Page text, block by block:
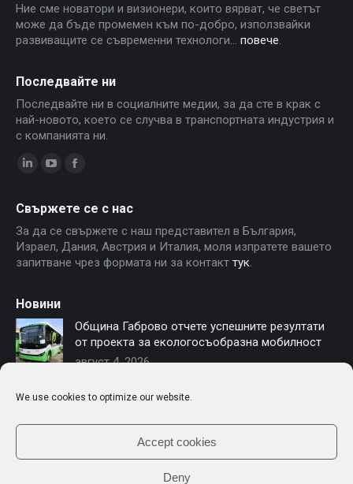
We use cookies to optimize our website.
Accept cookies
Deny
Ние сме новатори и визионери, които вярват, че светът
може да бъде промемен към по-добро, използвайки
развиващите се съвременни технологи... повече.
Последвайте ни
Последвайте ни в социалните медии, за да сте в крак с
най-новото, което се случва в транспортната индустрия и
с компанията ни.
opens
in
new
opens
in
new
opens
in
new
Свържете се с нас
За да се свържете с наш представител в България,
Израел, Дания, Австрия и Италия, моля изпратете вашето
запитване чрез формата ни за контакт тук.
Новини
Община Габрово отчете успешните резултати
от проекта за екологосъобразна мобилност
август 4, 2026
София осигурява финансиране за нови
електробуси – Чериът Моторс е част от
модернизацията на градския транспорт
юли 16, 2026